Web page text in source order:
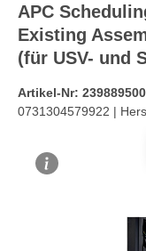
APC
Existing
(für USV- und
Artikel-Nr:
0731304579922 |